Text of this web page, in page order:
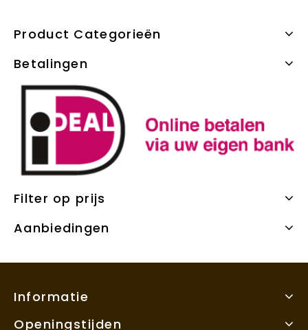
Product Categorieën
Betalingen
Filter op prijs
Aanbiedingen
Informatie
Openingstijden